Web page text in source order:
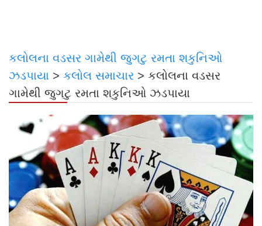
કલોલના વડસર ગામેથી જુગટુ રમતા શકુનિઓ
ઝડપાયા > કલોલ સમાચાર > કલોલના વડસર
ગામેથી જુગટુ રમતા શકુનિઓ ઝડપાયા